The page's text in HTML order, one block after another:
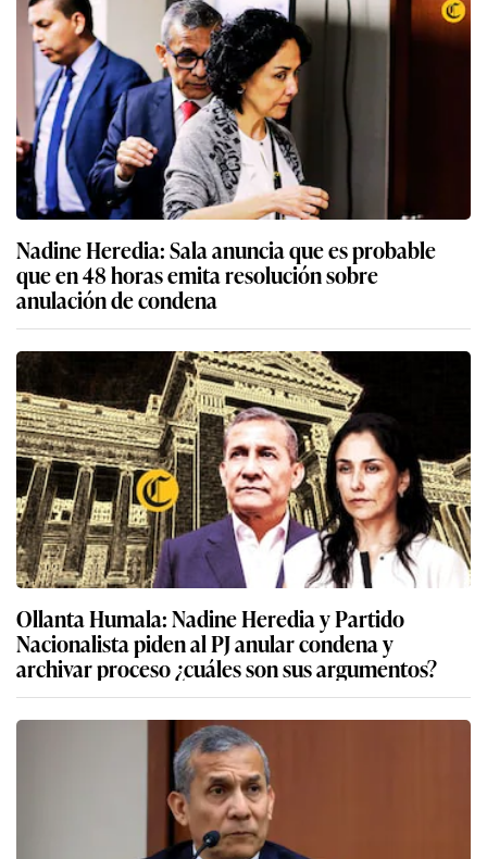
Nadine Heredia: Sala anuncia que es probable
que en 48 horas emita resolución sobre
anulación de condena
Ollanta Humala: Nadine Heredia y Partido
Nacionalista piden al PJ anular condena y
archivar proceso ¿cuáles son sus argumentos?